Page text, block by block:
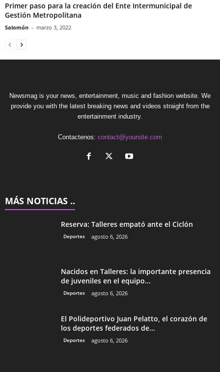
Primer paso para la creación del Ente Intermunicipal de
Gestión Metropolitana
Salomón - marzo 3, 2022
Newsmag is your news, entertainment, music and fashion website. We
provide you with the latest breaking news and videos straight from the
entertainment industry.
Contactenos: contact@yoursite.com
MÁS NOTICIAS ..
Reserva: Talleres empató ante el Ciclón
Deportes agosto 6, 2026
Nacidos en Talleres: la importante presencia
de juveniles en el equipo...
Deportes agosto 6, 2026
El Polideportivo Juan Pelatto, el corazón de
los deportes federados de...
Deportes agosto 6, 2026